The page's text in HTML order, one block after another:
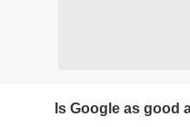
Is Google as good